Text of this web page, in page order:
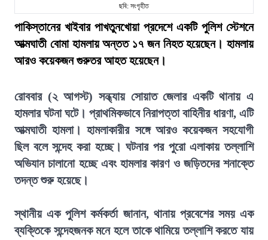
ছবি: সংগৃহীত
পাকিস্তানের খাইবার পাখতুনখোয়া প্রদেশে একটি পুলিশ স্টেশনে
আত্মঘাতী বোমা হামলায় অন্তত ১৭ জন নিহত হয়েছেন। হামলায়
আরও কয়েকজন গুরুতর আহত হয়েছেন।
রোববার (২ আগস্ট) সন্ধ্যায় সোয়াত জেলার একটি থানায় এ
হামলার ঘটনা ঘটে। প্রাথমিকভাবে নিরাপত্তা বাহিনীর ধারণা, এটি
আত্মঘাতী হামলা। হামলাকারীর সঙ্গে আরও কয়েকজন সহযোগী
ছিল বলে সন্দেহ করা হচ্ছে। ঘটনার পর পুরো এলাকায় তল্লাশি
অভিযান চালানো হচ্ছে এবং হামলার কারণ ও জড়িতদের শনাক্তে
তদন্ত শুরু হয়েছে।
স্থানীয় এক পুলিশ কর্মকর্তা জানান, থানায় প্রবেশের সময় এক
ব্যক্তিকে সন্দেহজনক মনে হলে তাকে থামিয়ে তল্লাশি করতে যায়